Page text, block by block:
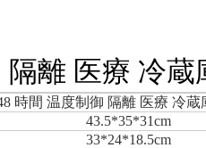
離 医療 冷蔵
時間 温度制御 隔離 医療 冷蔵
43.5*35*31cm
33*24*18.5cm